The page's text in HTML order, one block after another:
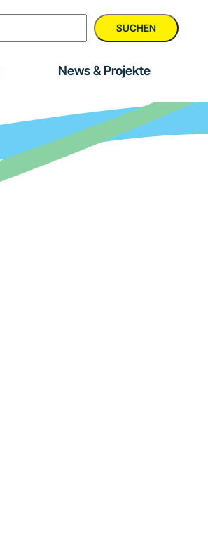
SUCHEN
News & Projekte